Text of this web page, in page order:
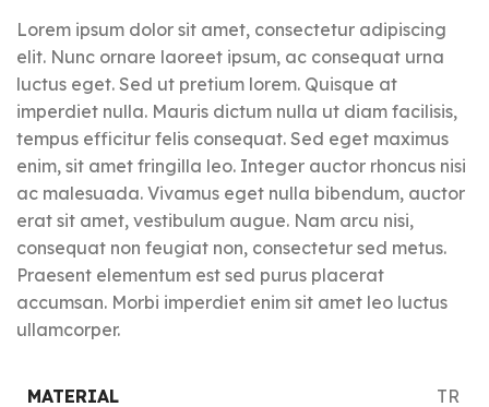
Lorem ipsum dolor sit amet, consectetur adipiscing
elit. Nunc ornare laoreet ipsum, ac consequat urna
luctus eget. Sed ut pretium lorem. Quisque at
imperdiet nulla. Mauris dictum nulla ut diam facilisis,
tempus efficitur felis consequat. Sed eget maximus
enim, sit amet fringilla leo. Integer auctor rhoncus nisi
ac malesuada. Vivamus eget nulla bibendum, auctor
erat sit amet, vestibulum augue. Nam arcu nisi,
consequat non feugiat non, consectetur sed metus.
Praesent elementum est sed purus placerat
accumsan. Morbi imperdiet enim sit amet leo luctus
ullamcorper.
MATERIAL TR